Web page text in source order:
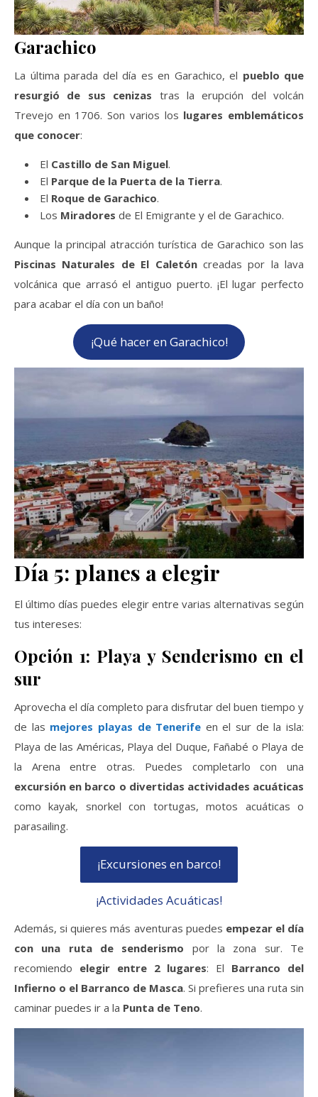
Garachico
La última parada del día es en Garachico, el pueblo que
resurgió de sus cenizas tras la erupción del volcán
Trevejo en 1706. Son varios los lugares emblemáticos
que conocer:
El Castillo de San Miguel.
El Parque de la Puerta de la Tierra.
El Roque de Garachico.
Los Miradores de El Emigrante y el de Garachico.
Aunque la principal atracción turística de Garachico son las
Piscinas Naturales de El Caletóncreadas por la lava
volcánica que arrasó el antiguo puerto. ¡El lugar perfecto
para acabar el día con un baño!
¡Qué hacer en Garachico!
Día 5: planes a elegir
El último días puedes elegir entre varias alternativas según
tus intereses:
Opción 1: Playa y Senderismo en el
sur
Aprovecha el día completo para disfrutar del buen tiempo y
de las mejores playas de Tenerife en el sur de la isla:
Playa de las Américas, Playa del Duque, Fañabé o Playa de
la Arena entre otras. Puedes completarlo con una
excursión en barco o divertidas actividades acuáticas
como kayak, snorkel con tortugas, motos acuáticas o
parasailing.
¡Excursiones en barco!
¡Actividades Acuáticas!
Además, si quieres más aventuras puedes empezar el día
con una ruta de senderismo por la zona sur. Te
recomiendo elegir entre 2 lugares: El Barranco del
Infierno o el Barranco de Masca. Si prefieres una ruta sin
caminar puedes ir a la Punta de Teno.